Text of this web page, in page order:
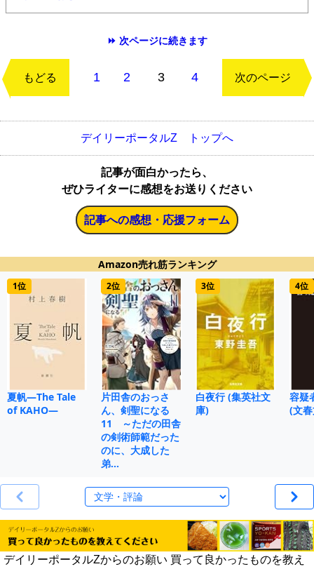
⏩ 次ページに続きます
もどる 1 2 3 4 次のページ
デイリーポータルZ トップへ
記事が面白かったら、
ぜひライターに感想をお送りください
記事への感想・応援フォーム
Amazon売れ筋ランキング
1位
夏帆―The Tale
of KAHO―
2位
片田舎のおっさ
ん、剣聖になる
11 ～ただの田舎
の剣術師範だった
のに、大成した
弟…
3位
白夜行 (集英社文
庫)
4位
容疑
(文
デイリーポータルZからのお願い 買って良かったものを教え